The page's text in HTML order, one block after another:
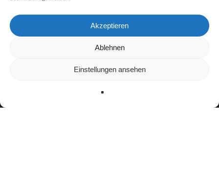
Akzeptieren
Ablehnen
Einstellungen ansehen
Wir verwenden Cookies, um dir die bestmögliche Erfahrung auf
kannst du erfahren, welche Cookies wir
verwenden oder sie ausschalten.